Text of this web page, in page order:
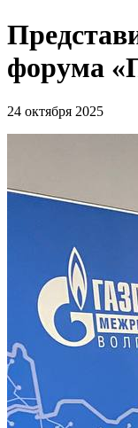
форума
24 октября 2025